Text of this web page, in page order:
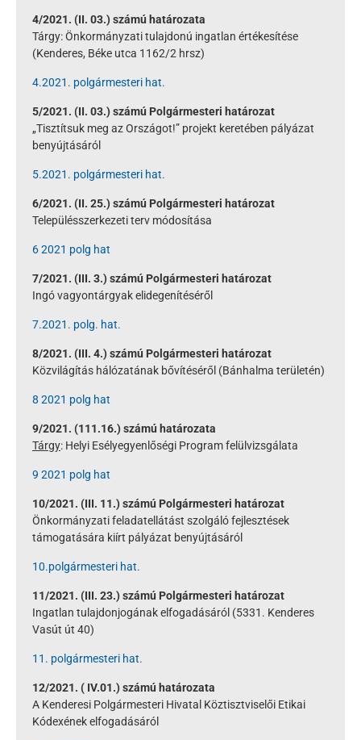
4/2021. (II. 03.) számú határozata
Tárgy: Önkormányzati tulajdonú ingatlan értékesítése
(Kenderes, Béke utca 1162/2 hrsz)
4.2021. polgármesteri hat.
5/2021. (II. 03.) számú Polgármesteri határozat
„Tisztítsuk meg az Országot!” projekt keretében pályázat
benyújtásáról
5.2021. polgármesteri hat.
6/2021. (II. 25.) számú Polgármesteri határozat
Településszerkezeti terv módosítása
6 2021 polg hat
7/2021. (III. 3.) számú Polgármesteri határozat
Ingó vagyontárgyak elidegenítéséről
7.2021. polg. hat.
8/2021. (III. 4.) számú Polgármesteri határozat
Közvilágítás hálózatának bővítéséről (Bánhalma területén)
8 2021 polg hat
9/2021. (111.16.) számú határozata
Tárgy: Helyi Esélyegyenlőségi Program felülvizsgálata
9 2021 polg hat
10/2021. (III. 11.) számú Polgármesteri határozat
Önkormányzati feladatellátást szolgáló fejlesztések
támogatására kiírt pályázat benyújtásáról
10.polgármesteri hat.
11/2021. (III. 23.) számú Polgármesteri határozat
Ingatlan tulajdonjogának elfogadásáról (5331. Kenderes
Vasút út 40)
11. polgármesteri hat.
12/2021. ( IV.01.) számú határozata
A Kenderesi Polgármesteri Hivatal Köztisztviselői Etikai
Kódexének elfogadásáról